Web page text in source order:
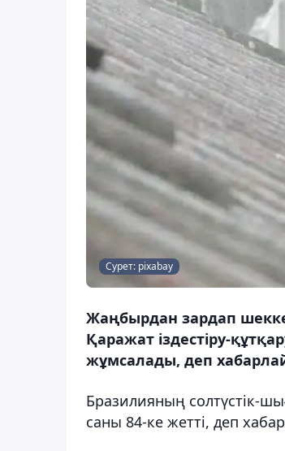
Сурет: pixabay
Жаңбырдан зардап
Қаражат іздестіру-
жұмсалады, деп
Бразилияның солтүстік-
саны 84-ке жетті, деп